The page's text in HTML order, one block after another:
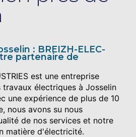
: BREIZH-ELEC-
partenaire de
est une entreprise
travaux électriques à Josselin
une expérience de plus de 10
nous avons su nous
de nos services et notre
matière d'électricité.